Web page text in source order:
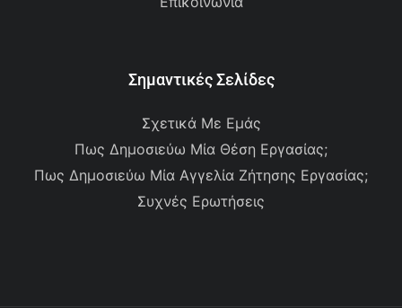
Σημαντικές Σελίδες
Σχετικά Με Εμάς
Πως Δημοσιεύω Μία Θέση Εργασίας;
Πως Δημοσιεύω Μία Αγγελία Ζήτησης Εργασίας;
Συχνές Ερωτήσεις